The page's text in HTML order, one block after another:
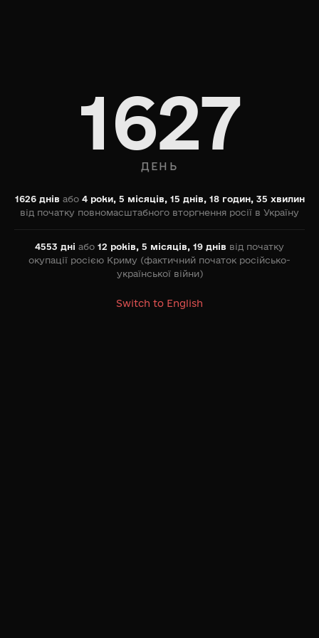
1627
ДЕНЬ
1626 днів або 4 роки, 5 місяців, 15 днів, 18 годин, 35 хвилин
від початку повномасштабного вторгнення росії в Україну
4553 дні або 12 років, 5 місяців, 19 днів від початку
окупації росією Криму (фактичний початок російсько-
української війни)
Switch to English